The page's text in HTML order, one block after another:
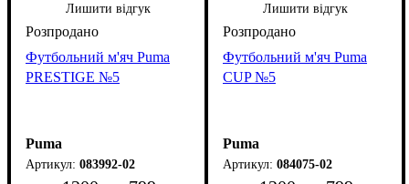
Лишити відгук
Футбольний м'яч Puma
PRESTIGE №5
Puma
083992-02
Лишити відгук
Футбольний м'яч Puma
CUP №5
Puma
084075-02